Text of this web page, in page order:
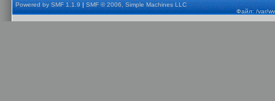
Powered by SMF 1.1.9|SMF © 2006, Simple Machines LLC
Файл: /var/